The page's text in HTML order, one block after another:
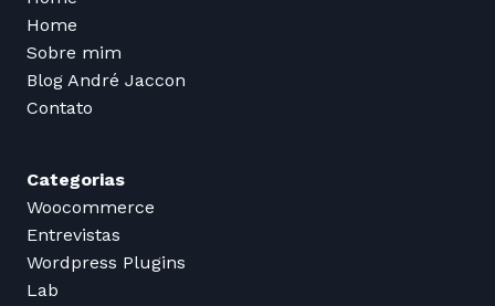
Home
Sobre mim
Blog André Jaccon
Contato
Categorias
Woocommerce
Entrevistas
Wordpress Plugins
Lab